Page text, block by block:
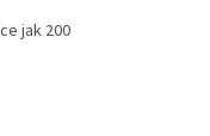
jak 200